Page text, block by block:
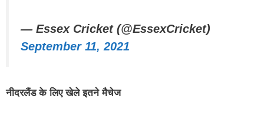
— Essex Cricket (@EssexCricket)
September 11, 2021
नीदरलैंड के लिए खेले इतने मैचेज